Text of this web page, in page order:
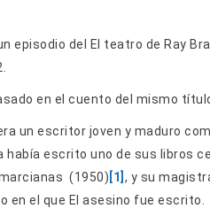
episodio del El teatro de Ray
en el cuento del mismo
un escritor joven y maduro
escrito uno de sus libros
(1950) [1] , y su
en el que El asesino fue escrito.